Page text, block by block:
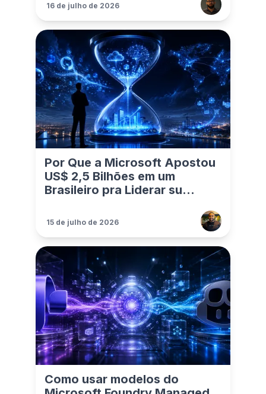
16 de julho de 2026
Por Que a Microsoft Apostou
US$ 2,5 Bilhões em um
Brasileiro pra Liderar su...
15 de julho de 2026
Como usar modelos do